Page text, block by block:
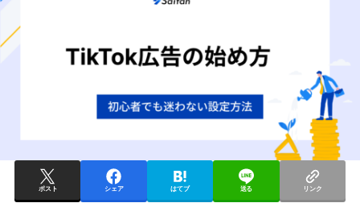
ポスト シェア はてブ 送る リンク